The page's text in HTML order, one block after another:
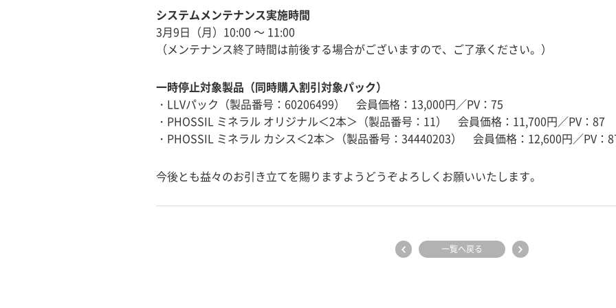
システムメンテナンス実施時間
3月9日（月）10:00 ～ 11:00
（メンテナンス終了時間は前後する場合がございますので、ご了承ください。）
一時停止対象製品（同時購入割引対象パック）
・LLVパック（製品番号：60206499） 会員価格：13,000円／PV：75
・PHOSSIL ミネラル オリジナル＜2本＞（製品番号：11） 会員価格：11,700円／PV：87
・PHOSSIL ミネラル カシス＜2本＞（製品番号：34440203） 会員価格：12,600円／PV：
今後とも益々のお引き立てを賜りますようどうぞよろしくお願いいたします。
一覧へ戻る